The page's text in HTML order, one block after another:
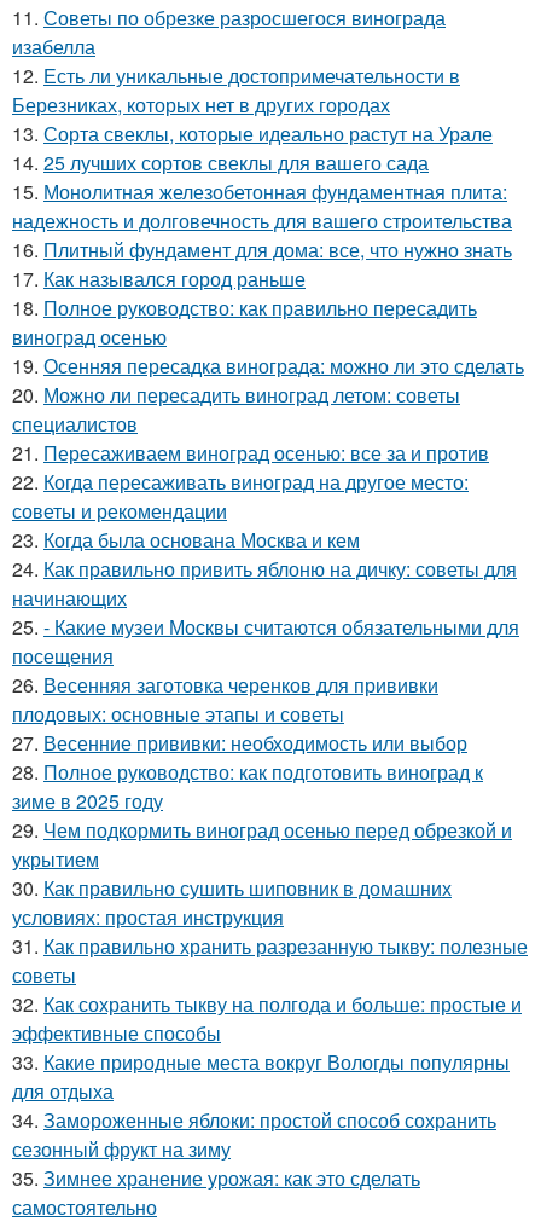
11. Советы по обрезке разросшегося винограда
изабелла
12. Есть ли уникальные достопримечательности в
Березниках, которых нет в других городах
13. Сорта свеклы, которые идеально растут на Урале
14. 25 лучших сортов свеклы для вашего сада
15. Монолитная железобетонная фундаментная плита:
надежность и долговечность для вашего строительства
16. Плитный фундамент для дома: все, что нужно знать
17. Как назывался город раньше
18. Полное руководство: как правильно пересадить
виноград осенью
19. Осенняя пересадка винограда: можно ли это сделать
20. Можно ли пересадить виноград летом: советы
специалистов
21. Пересаживаем виноград осенью: все за и против
22. Когда пересаживать виноград на другое место:
советы и рекомендации
23. Когда была основана Москва и кем
24. Как правильно привить яблоню на дичку: советы для
начинающих
25. - Какие музеи Москвы считаются обязательными для
посещения
26. Весенняя заготовка черенков для прививки
плодовых: основные этапы и советы
27. Весенние прививки: необходимость или выбор
28. Полное руководство: как подготовить виноград к
зиме в 2025 году
29. Чем подкормить виноград осенью перед обрезкой и
укрытием
30. Как правильно сушить шиповник в домашних
условиях: простая инструкция
31. Как правильно хранить разрезанную тыкву: полезные
советы
32. Как сохранить тыкву на полгода и больше: простые и
эффективные способы
33. Какие природные места вокруг Вологды популярны
для отдыха
34. Замороженные яблоки: простой способ сохранить
сезонный фрукт на зиму
35. Зимнее хранение урожая: как это сделать
самостоятельно